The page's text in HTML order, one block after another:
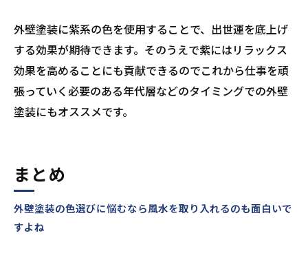
外壁塗装に紫系の色を使用することで、出世運を底上げ
する効果が期待できます。そのうえで紫にはリラックス
効果を高めることにも貢献できるのでこれから仕事を頑
張っていく必要のある年代層などのタイミングでの外壁
塗装にもオススメです。
外壁塗装の色選びに悩むなら風水を取り入れるのも面白いで
すよね
まとめ